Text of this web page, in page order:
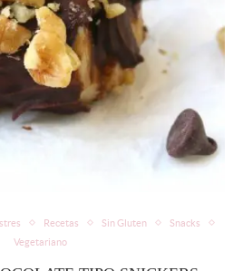
Recetas Sin Gluten
Snacks
Vegetariano